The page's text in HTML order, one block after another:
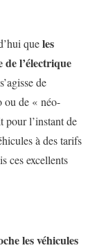
queles
l’électrique
de
ou de « néo-
pour l’instant de
à des tarifs
ces excellents
les véhicules